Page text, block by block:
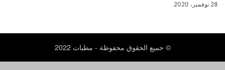
28 نوفمبر، 2020
© حميع الحقوق محفوظة - مطبات 2022